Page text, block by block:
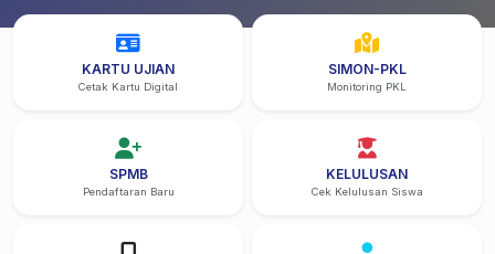
KARTU UJIAN
Cetak Kartu Digital
SIMON-PKL
Monitoring PKL
SPMB
Pendaftaran Baru
KELULUSAN
Cek Kelulusan Siswa